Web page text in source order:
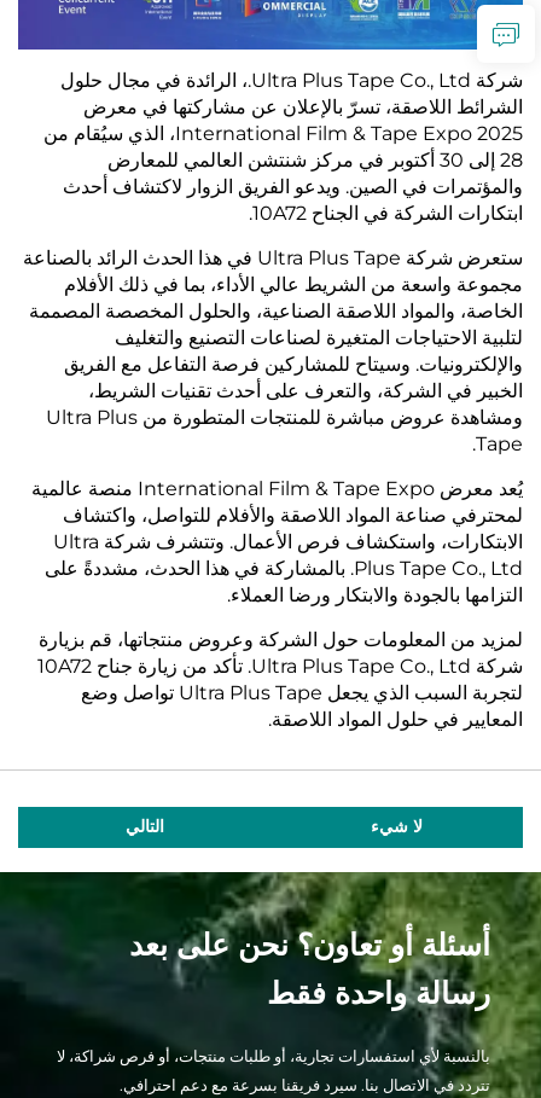
شركة Ultra Plus Tape Co., Ltd.، الرائدة في مجال حلول
الشرائط اللاصقة، تسرّ بالإعلان عن مشاركتها في معرض
International Film & Tape Expo 2025، الذي سيُقام من
28 إلى 30 أكتوبر في مركز شنتشن العالمي للمعارض
والمؤتمرات في الصين. ويدعو الفريق الزوار لاكتشاف أحدث
ابتكارات الشركة في الجناح 10A72.
ستعرض شركة Ultra Plus Tape في هذا الحدث الرائد بالصناعة
مجموعة واسعة من الشريط عالي الأداء، بما في ذلك الأفلام
الخاصة، والمواد اللاصقة الصناعية، والحلول المخصصة المصممة
لتلبية الاحتياجات المتغيرة لصناعات التصنيع والتغليف
والإلكترونيات. وسيتاح للمشاركين فرصة التفاعل مع الفريق
الخبير في الشركة، والتعرف على أحدث تقنيات الشريط،
ومشاهدة عروض مباشرة للمنتجات المتطورة من Ultra Plus
Tape.
يُعد معرض International Film & Tape Expo منصة عالمية
لمحترفي صناعة المواد اللاصقة والأفلام للتواصل، واكتشاف
الابتكارات، واستكشاف فرص الأعمال. وتتشرف شركة Ultra
Plus Tape Co., Ltd. بالمشاركة في هذا الحدث، مشددةً على
التزامها بالجودة والابتكار ورضا العملاء.
لمزيد من المعلومات حول الشركة وعروض منتجاتها، قم بزيارة
شركة Ultra Plus Tape Co., Ltd. تأكد من زيارة جناح 10A72
لتجربة السبب الذي يجعل Ultra Plus Tape تواصل وضع
المعايير في حلول المواد اللاصقة.
لا شيء التالي
أسئلة أو تعاون؟ نحن على بعد
رسالة واحدة فقط
بالنسبة لأي استفسارات تجارية، أو طلبات منتجات، أو فرص شراكة، لا
تتردد في الاتصال بنا. سيرد فريقنا بسرعة مع دعم احترافي.